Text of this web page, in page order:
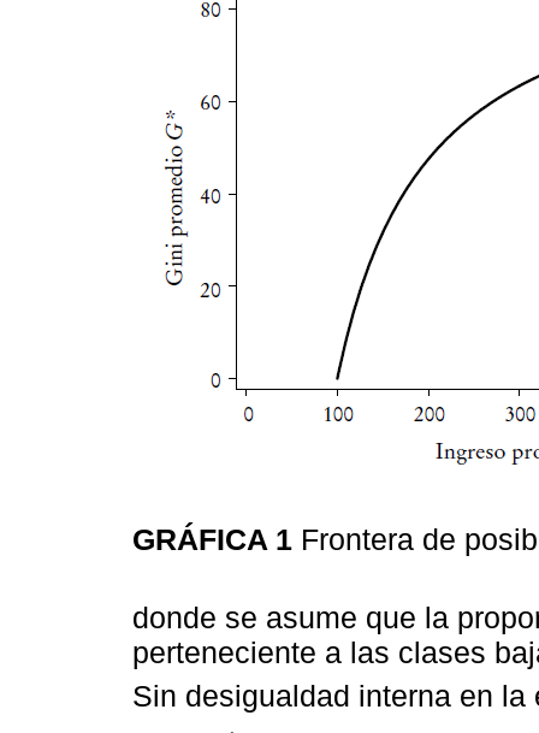
GRÁFICA 1 Frontera de
donde se asume que la
perteneciente a las clases
Sin desigualdad interna en